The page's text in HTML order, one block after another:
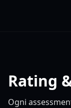
Rating
Ogni